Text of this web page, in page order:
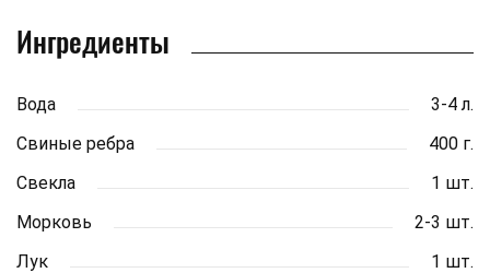
Ингредиенты
Вода
3-4 л.
Свиные ребра
400 г.
Свекла
1 шт.
Морковь
2-3 шт.
Лук
1 шт.